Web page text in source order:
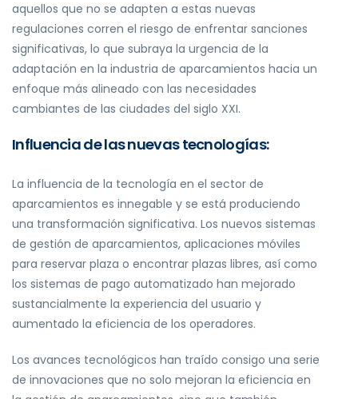
aquellos que no se adapten a estas nuevas
regulaciones corren el riesgo de enfrentar sanciones
significativas, lo que subraya la urgencia de la
adaptación en la industria de aparcamientos hacia un
enfoque más alineado con las necesidades
cambiantes de las ciudades del siglo XXI.
Influencia de las nuevas tecnologías:
La influencia de la tecnología en el sector de
aparcamientos es innegable y se está produciendo
una transformación significativa. Los nuevos sistemas
de gestión de aparcamientos, aplicaciones móviles
para reservar plaza o encontrar plazas libres, así como
los sistemas de pago automatizado han mejorado
sustancialmente la experiencia del usuario y
aumentado la eficiencia de los operadores.
Los avances tecnológicos han traído consigo una serie
de innovaciones que no solo mejoran la eficiencia en